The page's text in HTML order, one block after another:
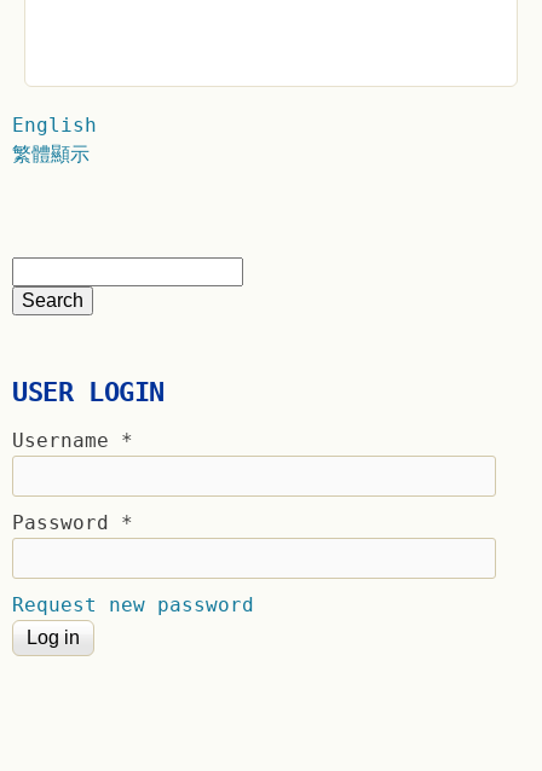
English
繁體顯示
USER LOGIN
Username *
Password *
Request new password